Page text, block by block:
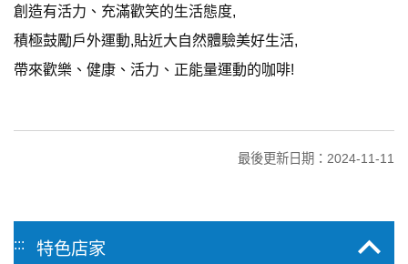
創造有活力、充滿歡笑的生活態度,
積極鼓勵戶外運動,貼近大自然體驗美好生活,
帶來歡樂、健康、活力、正能量運動的咖啡!
最後更新日期：2024-11-11
::: 特色店家